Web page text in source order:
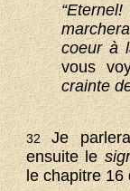
coeur à
vous
crainte
32Je
ensuite le
le chapitre 16